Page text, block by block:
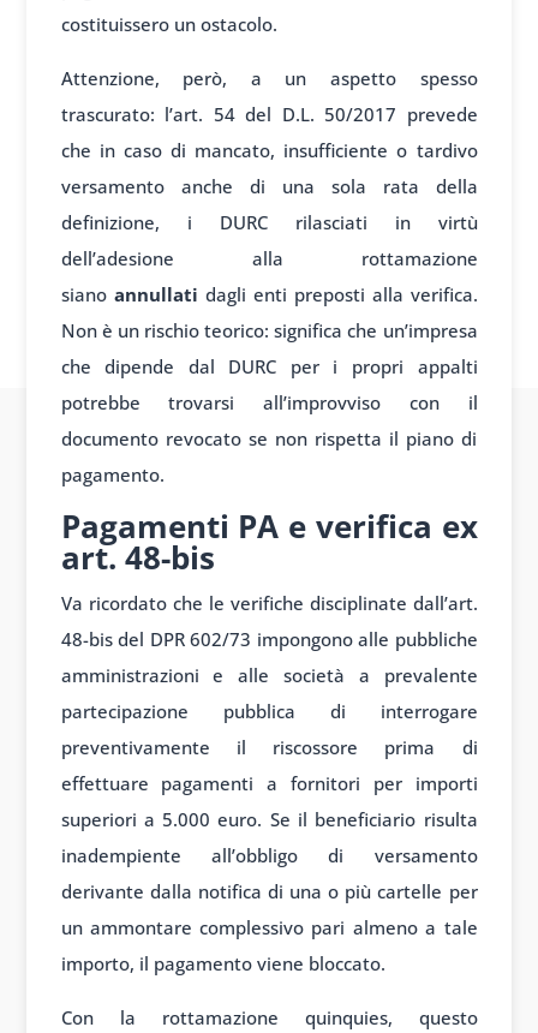
costituissero un ostacolo.
Attenzione, però, a un aspetto spesso
trascurato: l’art. 54 del D.L. 50/2017 prevede
che in caso di mancato, insufficiente o tardivo
versamento anche di una sola rata della
definizione, i DURC rilasciati in virtù
dell’adesione alla rottamazione
siano annullati dagli enti preposti alla verifica.
Non è un rischio teorico: significa che un’impresa
che dipende dal DURC per i propri appalti
potrebbe trovarsi all’improvviso con il
documento revocato se non rispetta il piano di
pagamento.
Pagamenti PA e verifica ex
art. 48-bis
Va ricordato che le verifiche disciplinate dall’art.
48-bis del DPR 602/73 impongono alle pubbliche
amministrazioni e alle società a prevalente
partecipazione pubblica di interrogare
preventivamente il riscossore prima di
effettuare pagamenti a fornitori per importi
superiori a 5.000 euro. Se il beneficiario risulta
inadempiente all’obbligo di versamento
derivante dalla notifica di una o più cartelle per
un ammontare complessivo pari almeno a tale
importo, il pagamento viene bloccato.
Con la rottamazione quinquies, questo